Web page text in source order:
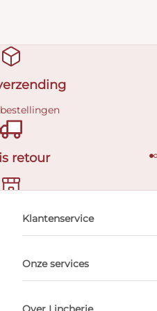
retour
afspraak
Klantenservice
Onze services